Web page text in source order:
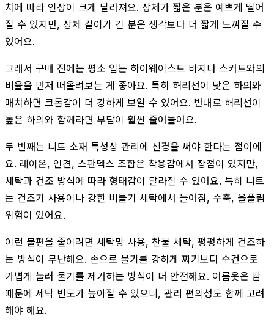
치에 따라 인상이 크게 달라져요. 상체가 짧은 분은 예쁘게 떨어
질 수 있지만, 상체 길이가 긴 분은 생각보다 더 짧게 느껴질 수
있어요.
그래서 구매 전에는 평소 입는 하이웨이스트 바지나 스커트와의
비율을 먼저 떠올려보는 게 좋아요. 특히 허리선이 낮은 하의와
매치하면 크롭감이 더 강하게 보일 수 있어요. 반대로 허리선이
높은 하의와 함께라면 부담이 훨씬 줄어들어요.
두 번째는 니트 소재 특성상 관리에 신경을 써야 한다는 점이에
요. 레이온, 인견, 스판덱스 조합은 착용감에서 장점이 있지만,
세탁과 건조 방식에 따라 형태감이 달라질 수 있어요. 특히 니트
는 건조기 사용이나 강한 비틀기 세탁에서 늘어짐, 수축, 올풀림
위험이 있어요.
이런 불편을 줄이려면 세탁망 사용, 찬물 세탁, 평평하게 건조하
는 방식이 무난해요. 손으로 물기를 강하게 짜기보다 수건으로
가볍게 눌러 물기를 제거하는 방식이 더 안전해요. 여름옷은 땀
때문에 세탁 빈도가 높아질 수 있으니, 관리 편의성도 함께 고려
해야 해요.